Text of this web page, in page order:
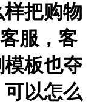
把购物
服，客
板也夺
以怎么